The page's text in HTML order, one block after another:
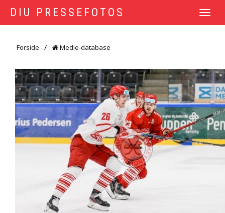
DIU PRESSEFOTOS
TOGGLE
Forside Medie-database